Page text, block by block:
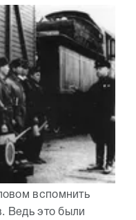
вспомнить
Ведь это были